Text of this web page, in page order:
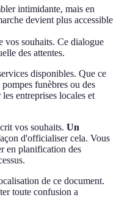
intimidante, mais en
devient plus accessible
vos souhaits. Ce dialogue
des attentes.
disponibles. Que ce
funèbres ou des
entreprises locales et
vos souhaits. Un
d'officialiser cela. Vous
en planification des
de ce document.
toute confusion a